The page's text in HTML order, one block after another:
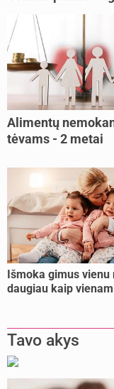
Alimentų
tėvams - 2 metai
Išmoka gimus vienu
daugiau kaip
Tavo akys